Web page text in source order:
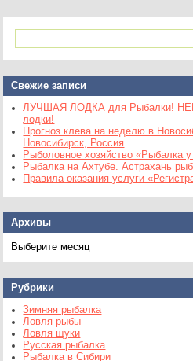
Свежие записи
ЛУЧШАЯ ЛОДКА для Рыбалки!
лодки!
Прогноз клева на неделю в
Новосибирск, Россия
Рыболовное хозяйство «Рыбалка
Рыбалка на Ахтубе. Астрахань
Правила оказания услуги
Архивы
Архивы
Рубрики
Зимняя рыбалка
Ловля рыбы
Ловля щуки
Русская рыбалка
Рыбалка в Сибири